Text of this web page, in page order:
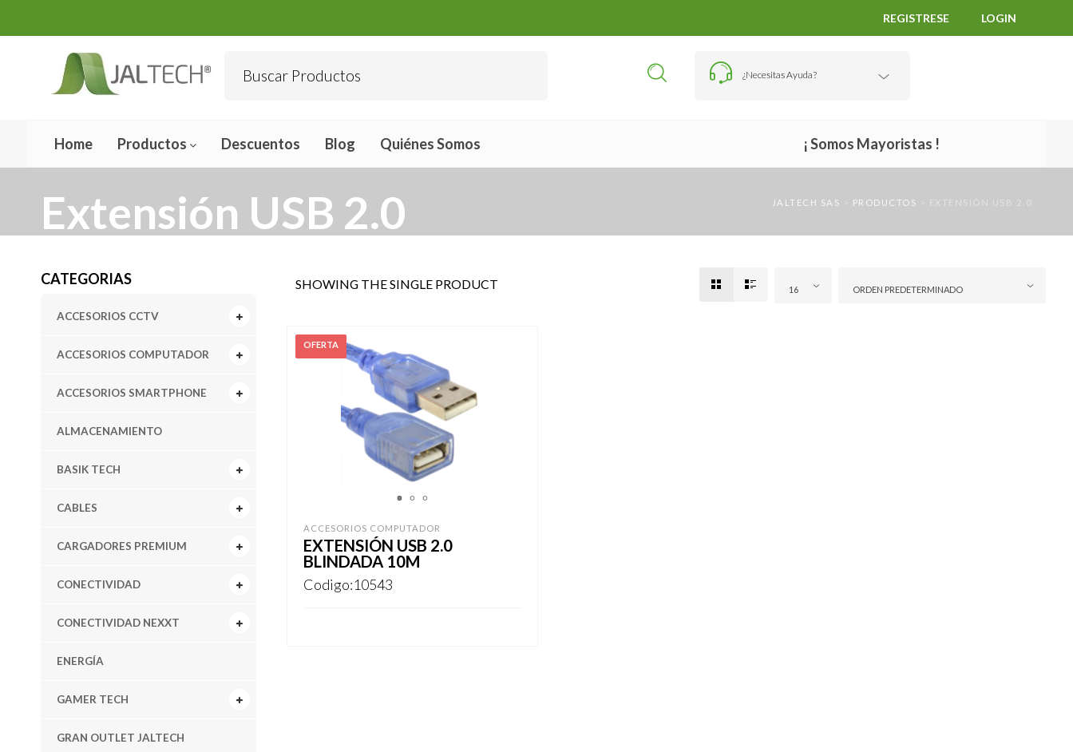
REGISTRESE LOGIN
¿Necesitas Ayuda?
Home Productos Descuentos Blog Quiénes Somos ¡ Somos Mayoristas !
JALTECH SAS PRODUCTOS EXTENSIÓN USB 2.0
Extensión USB 2.0
CATEGORIAS
ACCESORIOS CCTV
ACCESORIOS COMPUTADOR
ACCESORIOS SMARTPHONE
ALMACENAMIENTO
BASIK TECH
CABLES
CARGADORES PREMIUM
CONECTIVIDAD
CONECTIVIDAD NEXXT
ENERGÍA
GAMER TECH
GRAN OUTLET JALTECH
SHOWING THE SINGLE PRODUCT 16 ORDEN PREDETERMINADO
ACCESORIOS COMPUTADOR
EXTENSIÓN USB 2.0
BLINDADA 10M
Codigo:10543